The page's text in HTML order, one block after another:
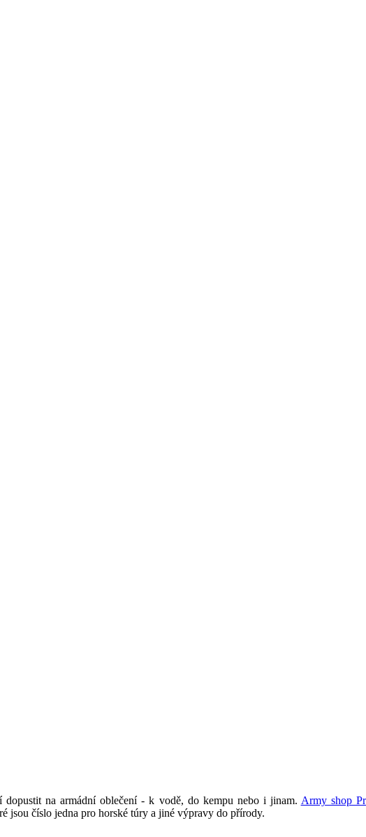
dopustit na armádní oblečení - k vodě, do kempu nebo i jinam. Army shop
jsou číslo jedna pro horské túry a jiné výpravy do přírody.